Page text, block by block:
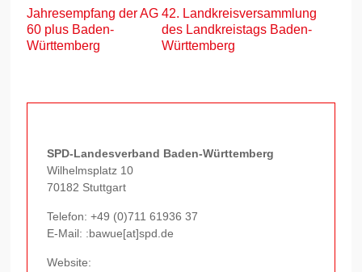
Jahresempfang der AG
60 plus Baden-
Württemberg
42. Landkreisversammlung
des Landkreistags Baden-
Württemberg
SPD-Landesverband Baden-Württemberg
Wilhelmsplatz 10
70182 Stuttgart
Telefon:+49 (0)711 61936 37
E-Mail: :bawue[at]spd.de
Website: